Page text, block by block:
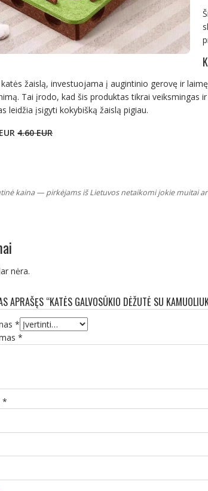
žaislą, investuojama į augintinio gerovę ir
Tai įrodo, kad šis produktas tikrai veiksmingas
leidžia įsigyti kokybišką žaislą pigiau.
4.60 EUR
kaina — pirkėjams iš Lietuvos netaikomi jokie muitai
nėra.
APRAŠĘS “KATĖS GALVOSŪKIO DĖŽUTĖ SU
*
*
*